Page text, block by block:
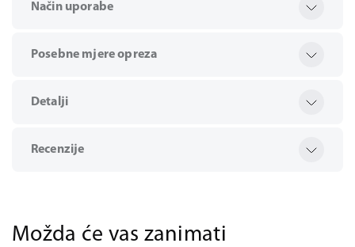
Način uporabe
Posebne mjere opreza
Detalji
Recenzije
Možda će vas zanimati